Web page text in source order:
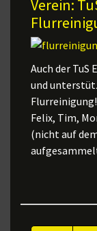
Verein:
Auch der TuS
und
Flurreinigung!
Felix, Tim,
(nicht auf